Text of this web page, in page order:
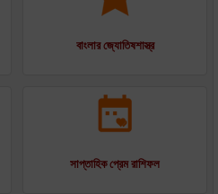
বাংলার জ্যোতিষশাস্ত্র
সাপ্তাহিক প্রেম রাশিফল